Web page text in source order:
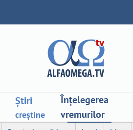
Știri
creștine
Înțelegerea
vremurilor